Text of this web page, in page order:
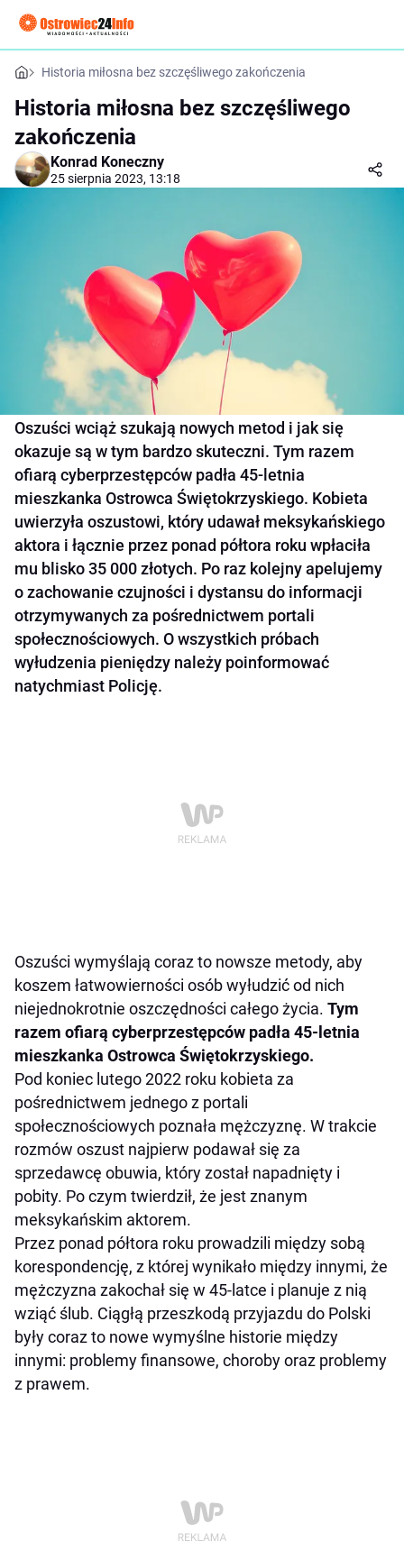
Historia miłosna bez szczęśliwego zakończenia
Historia miłosna bez szczęśliwego
zakończenia
Konrad Koneczny
25 sierpnia 2023, 13:18
Oszuści wciąż szukają nowych metod i jak się
okazuje są w tym bardzo skuteczni. Tym razem
ofiarą cyberprzestępców padła 45-letnia
mieszkanka Ostrowca Świętokrzyskiego. Kobieta
uwierzyła oszustowi, który udawał meksykańskiego
aktora i łącznie przez ponad półtora roku wpłaciła
mu blisko 35 000 złotych. Po raz kolejny apelujemy
o zachowanie czujności i dystansu do informacji
otrzymywanych za pośrednictwem portali
społecznościowych. O wszystkich próbach
wyłudzenia pieniędzy należy poinformować
natychmiast Policję.
Oszuści wymyślają coraz to nowsze metody, aby
koszem łatwowierności osób wyłudzić od nich
niejednokrotnie oszczędności całego życia. Tym
razem ofiarą cyberprzestępców padła 45-letnia
mieszkanka Ostrowca Świętokrzyskiego.
Pod koniec lutego 2022 roku kobieta za
pośrednictwem jednego z portali
społecznościowych poznała mężczyznę. W trakcie
rozmów oszust najpierw podawał się za
sprzedawcę obuwia, który został napadnięty i
pobity. Po czym twierdził, że jest znanym
meksykańskim aktorem.
Przez ponad półtora roku prowadzili między sobą
korespondencję, z której wynikało między innymi, że
mężczyzna zakochał się w 45-latce i planuje z nią
wziąć ślub. Ciągłą przeszkodą przyjazdu do Polski
były coraz to nowe wymyślne historie między
innymi: problemy finansowe, choroby oraz problemy
z prawem.